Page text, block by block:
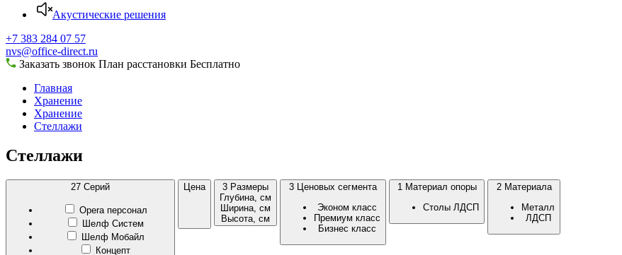
Акустические решения
+7 383 284 07 57
nvs@office-direct.ru
Заказать звонок План расстановки Бесплатно
Главная
Хранение
Хранение
Стеллажи
Стеллажи
27 Серий
Opera персонал
Шелф Систем
Шелф Мобайл
Концепт
Цена 3 Размеры
Глубина, см
Ширина, см
Высота, см
3 Ценовых сегмента
Эконом класс
Премиум класс
Бизнес класс
1 Материал опоры
Столы ЛДСП
2 Материала
Металл
ЛДСП